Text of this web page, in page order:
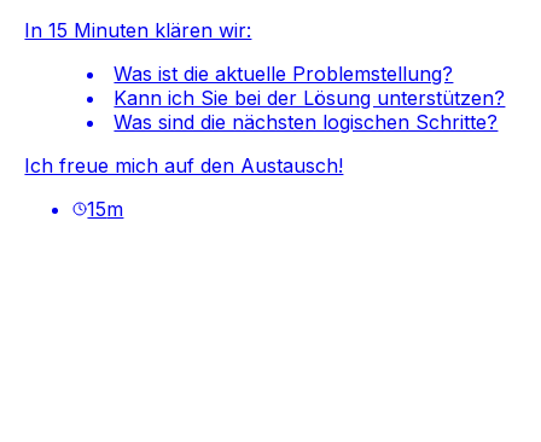
In 15 Minuten klären wir:
Was ist die aktuelle Problemstellung?
Kann ich Sie bei der Lösung unterstützen?
Was sind die nächsten logischen Schritte?
Ich freue mich auf den Austausch!
15m